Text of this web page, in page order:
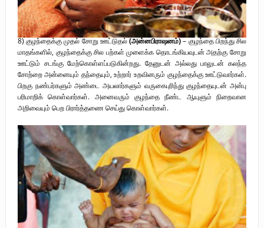
8) குழந்தைக்கு முதல் சோறு ஊட்டுதல்(அன்னபிராஷனம்)– குழந்தை பிறந்து சில
மாதங்களில், குழந்தைக்கு சில பற்கள் முளைக்க தொடங்கியவுடன் அதற்கு சோறு
ஊட்டும் சடங்கு மேற்கொள்ளப்படுகின்றது. தேனுடன் அல்லது பாலுடன் கலந்த
சோற்றை அன்னையும் தந்தையும், உற்றார் உறவினரும் குழந்தைக்கு ஊட்டுவார்கள்.
பிறகு நண்பர்களும் அண்டை அயலார்களும் வருகைபுரிந்து குழந்தையுடன் அன்பு
பரிமாறிக் கொள்வார்கள். அனைவரும் குழந்தை நீண்ட ஆயுளும் நிறைவான
அறிவையும் பெற பிரார்த்தணை செய்து கொள்வார்கள்.